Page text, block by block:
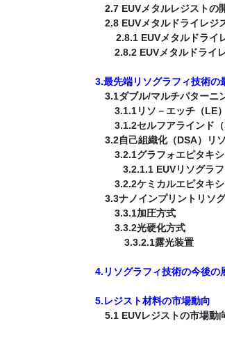
2.7 EUVメタルレジストの
2.8 EUVメタルドライレジ
2.8.1 EUVメタルドライ
2.8.2 EUVメタルドライレ
3.最先端リソグラフィ技術の
3.1ダブル/マルチパターニ
3.1.1リソ－エッチ（LE
3.1.2セルフアラインド（
3.2自己組織化（DSA）リ
3.2.1グラフォエピタキシ
3.2.1.1 EUVリソグラフ
3.2.2ケミカルエピタキシ
3.3ナノインプリントリソ
3.3.1加
3.3.2光硬化方式
3.3.2.1露光装置
4.リソグラフィ技術の今後の
5.レジスト材料の市場動向
5.1 EUVレジストの市場動